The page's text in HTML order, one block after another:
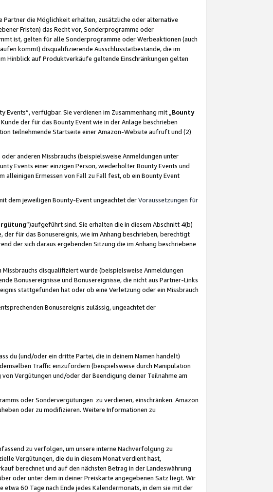
die Möglichkeit erhalten, zusätzliche oder alternative
Fristen) das Recht vor, Sonderprogramme oder
ist, gelten für alle Sonderprogramme oder Werbeaktionen (auch
kommt) disqualifizierende Ausschlusstatbestände, die im
Hinblick auf Produktverkäufe geltende Einschränkungen gelten
verfügbar. Sie verdienen im Zusammenhang mit „ Bounty
der für das Bounty Event wie in der Anlage beschrieben
teilnehmende Startseite einer Amazon-Website aufruft und (2)
anderen Missbrauchs (beispielsweise Anmeldungen unter
Events einer einzigen Person, wiederholter Bounty Events und
Ermessen von Fall zu Fall fest, ob ein Bounty Event
dem jeweiligen Bounty-Event ungeachtet derVoraussetzungen für
“)aufgeführt sind. Sie erhalten die in diesem Abschnitt 4(b)
der für das Bonusereignis, wie im Anhang beschrieben, berechtigt
der sich daraus ergebenden Sitzung die im Anhang beschriebene
disqualifiziert wurde (beispielsweise Anmeldungen
Bonusereignisse und Bonusereignisse, die nicht aus Partner-Links
stattgefunden hat oder ob eine Verletzung oder ein Missbrauch
Bonusereignis zulässig, ungeachtet der
du (und/oder ein dritte Partei, die in deinem Namen handelt)
Traffic einzufordern (beispielsweise durch Manipulation
Vergütungen und/oder der Beendigung deiner Teilnahme am
oder Sondervergütungen zu verdienen, einschränken. Amazon
oder zu modifizieren. Weitere Informationen zu
zu verfolgen, um unsere interne Nachverfolgung zu
Vergütungen, die du in diesem Monat verdient hast,
berechnet und auf den nächsten Betrag in der Landeswährung
oder unter dem in deiner Preiskarte angegebenen Satz liegt. Wir
60 Tage nach Ende jedes Kalendermonats, in dem sie mit der